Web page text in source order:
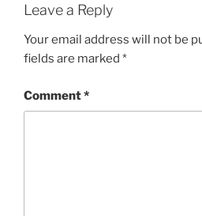
Leave a Reply
Your email address will not be
fields are marked *
Comment*